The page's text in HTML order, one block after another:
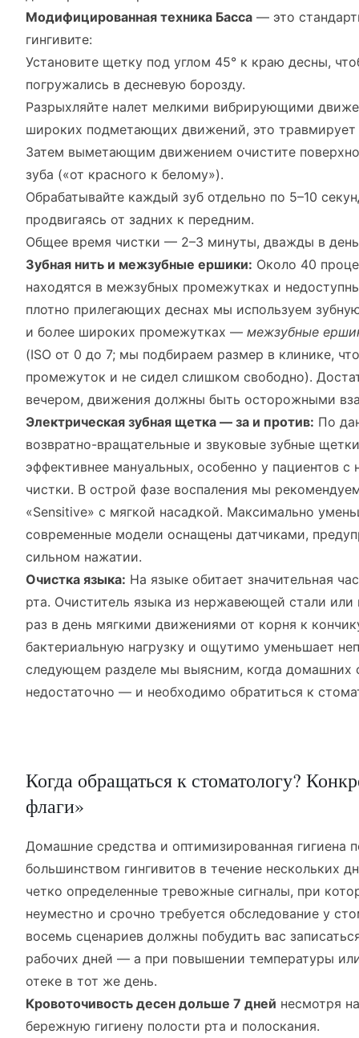
Модифицированная техника Басса — это
гингивите:
Установите щетку под углом 45° к краю десны,
погружались в десневую борозду.
Разрыхляйте налет мелкими вибрирующими
широких подметающих движений, это травмирует
Затем выметающим движением очистите
зуба («от красного к белому»).
Обрабатывайте каждый зуб отдельно по 5–10
продвигаясь от задних к передним.
Общее время чистки — 2–3 минуты, дважды в
Зубная нить и межзубные ершики: Около 40
находятся в межзубных промежутках и
плотно прилегающих деснах мы используем
и более широких промежутках — межзубные
(ISO от 0 до 7; мы подбираем размер в клинике,
промежуток и не сидел слишком свободно).
вечером, движения должны быть осторожными
Электрическая зубная щетка — за и против: По
возвратно-вращательные и звуковые зубные
эффективнее мануальных, особенно у пациентов с
чистки. В острой фазе воспаления мы
«Sensitive» с мягкой насадкой. Максимально
современные модели оснащены датчиками,
сильном нажатии.
Очистка языка: На языке обитает значительная
рта. Очиститель языка из нержавеющей стали или
раз в день мягкими движениями от корня к
бактериальную нагрузку и ощутимо уменьшает
следующем разделе мы выясним, когда домашних
недостаточно — и необходимо обратиться к
Когда обращаться к стоматологу?
флаги»
Домашние средства и оптимизированная гигиена
большинством гингивитов в течение нескольких
четко определенные тревожные сигналы, при
неуместно и срочно требуется обследование у
восемь сценариев должны побудить вас
рабочих дней — а при повышении температуры
отеке в тот же день.
Кровоточивость десен дольше 7 дней несмотря
бережную гигиену полости рта и полоскания.